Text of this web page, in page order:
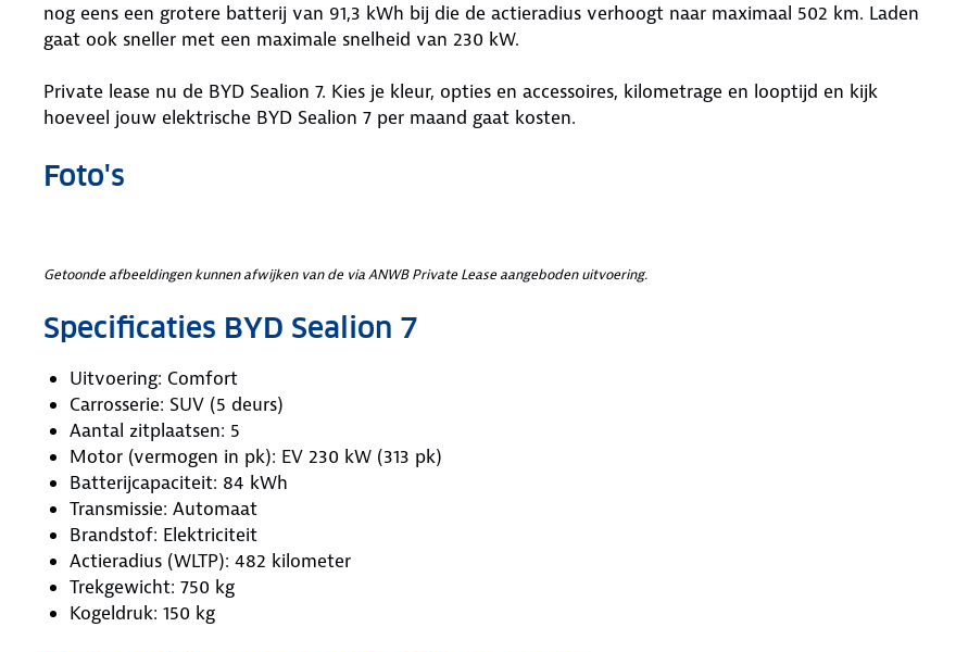
nog eens een grotere batterij van 91,3 kWh bij die de actieradius verhoogt naar maximaal 502 km. Laden
gaat ook sneller met een maximale snelheid van 230 kW.
Private lease nu de BYD Sealion 7. Kies je kleur, opties en accessoires, kilometrage en looptijd en kijk
hoeveel jouw elektrische BYD Sealion 7 per maand gaat kosten.
Foto's
Getoonde afbeeldingen kunnen afwijken van de via ANWB Private Lease aangeboden uitvoering.
Specificaties BYD Sealion 7
Uitvoering: Comfort
Carrosserie: SUV (5 deurs)
Aantal zitplaatsen: 5
Motor (vermogen in pk): EV 230 kW (313 pk)
Batterijcapaciteit: 84 kWh
Transmissie: Automaat
Brandstof: Elektriciteit
Actieradius (WLTP): 482 kilometer
Trekgewicht: 750 kg
Kogeldruk: 150 kg